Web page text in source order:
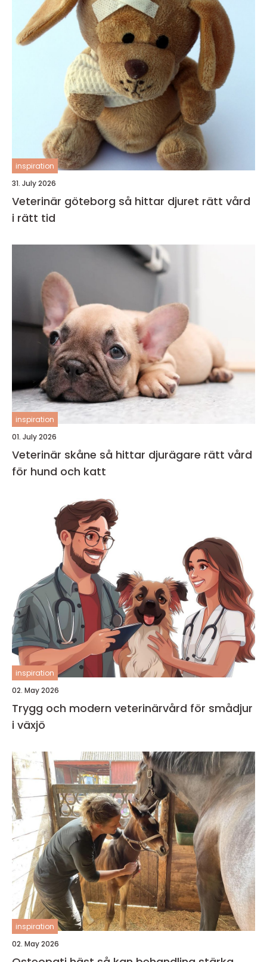
inspiration
31. July 2026
Veterinär göteborg så hittar djuret rätt vård
i rätt tid
inspiration
01. July 2026
Veterinär skåne så hittar djurägare rätt vård
för hund och katt
inspiration
02. May 2026
Trygg och modern veterinärvård för smådjur
i växjö
inspiration
02. May 2026